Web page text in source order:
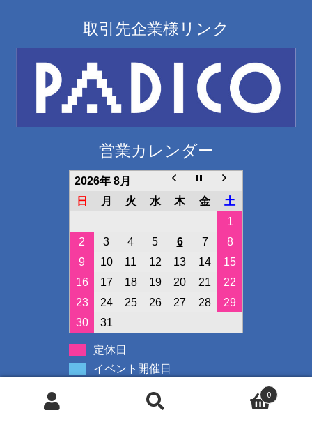
取引先企業様リンク
営業カレンダー
2026年 8月
日
月 火 水 木 金
土
1
2
3 4 5 6 7
8
9
10 11 12 13 14
15
16
17 18 19 20 21
22
23
24 25 26 27 28
29
30
31
定休日
イベント開催日
0